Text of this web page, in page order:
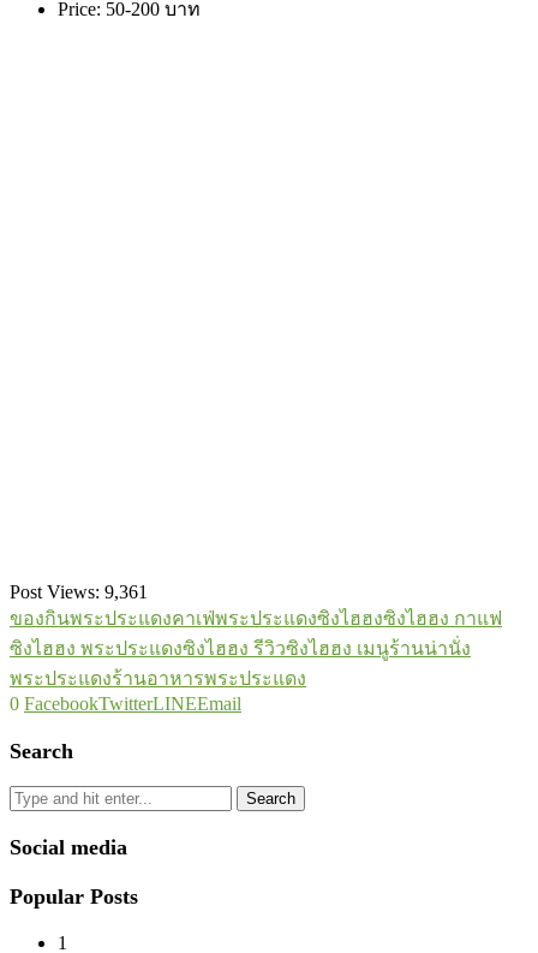
Price: 50-200 บาท
Post Views: 9,361
ของกินพระประแดงคาเฟ่พระประแดงซิงไฮฮงซิงไฮฮง กาแฟ
ซิงไฮฮง พระประแดงซิงไฮฮง รีวิวซิงไฮฮง เมนูร้านน่านั่ง
พระประแดงร้านอาหารพระประแดง
0 FacebookTwitterLINEEmail
Search
Search
Social media
Popular Posts
1